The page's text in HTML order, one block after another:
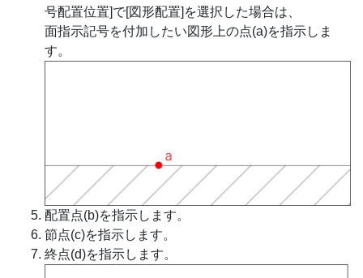
号配置位置]で[図形配置]を選択した場合は、
面指示記号を付加したい図形上の点(a)を指示しま
す。
配置点(b)を指示します。
節点(c)を指示します。
終点(d)を指示します。